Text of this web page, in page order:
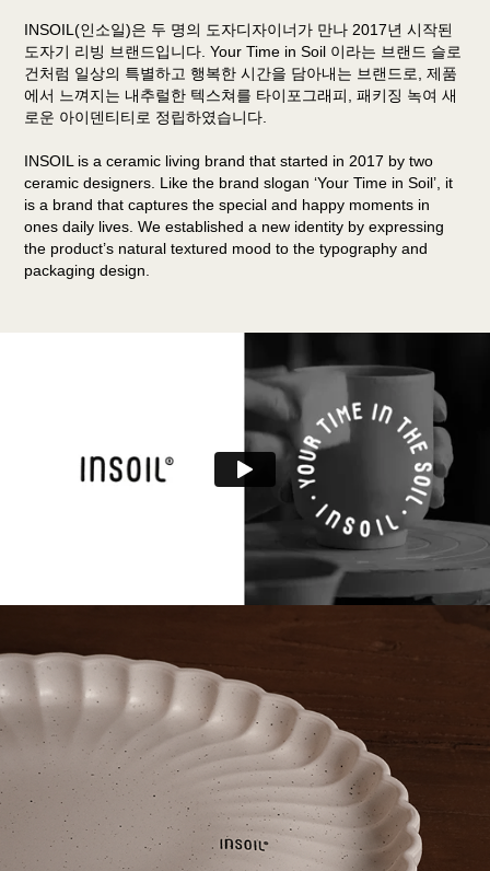
INSOIL(인소일)은 두 명의 도자디자이너가 만나 2017년 시작된
도자기 리빙 브랜드입니다. Your Time in Soil 이라는 브랜드 슬로
건처럼 일상의 특별하고 행복한 시간을 담아내는 브랜드로, 제품
에서 느껴지는 내추럴한 텍스쳐를 타이포그래피, 패키징 녹여 새
로운 아이덴티티로 정립하였습니다.
INSOIL is a ceramic living brand that started in 2017 by two
ceramic designers. Like the brand slogan ‘Your Time in Soil’, it
is a brand that captures the special and happy moments in
ones daily lives. We established a new identity by expressing
the product’s natural textured mood to the typography and
packaging design.